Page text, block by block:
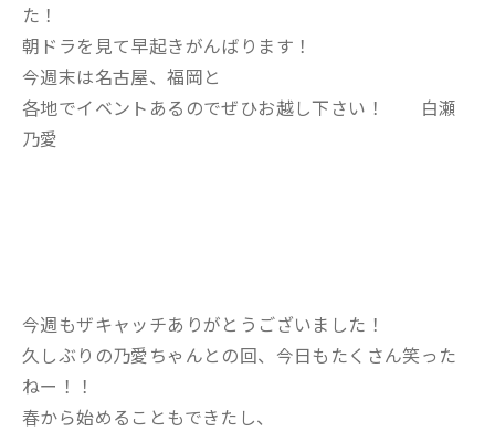
た！
朝ドラを見て早起きがんばります！
今週末は名古屋、福岡と
各地でイベントあるのでぜひお越し下さい！ 白瀬
乃愛
今週もザキャッチありがとうございました！
久しぶりの乃愛ちゃんとの回、今日もたくさん笑った
ねー！！
春から始めることもできたし、